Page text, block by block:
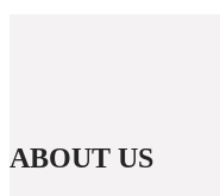
ABOUT US